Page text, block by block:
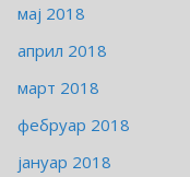
мај 2018
април 2018
март 2018
фебруар 2018
јануар 2018